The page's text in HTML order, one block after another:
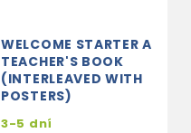
WELCOME STARTER A
TEACHER'S BOOK
(INTERLEAVED WITH
POSTERS)
3-5 dní